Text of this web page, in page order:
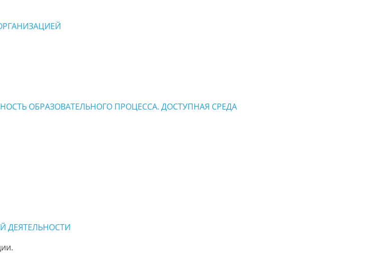
ОБРАЗОВАТЕЛЬНОГО ПРОЦЕССА. ДОСТУПНАЯ СРЕДА
ДЕЯТЕЛЬНОСТИ